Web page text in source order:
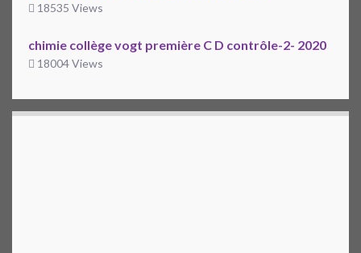
18535 Views
chimie collège vogt première C D contrôle-2- 2020
18004 Views